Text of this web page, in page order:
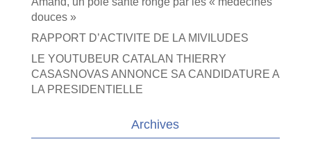
douces »
RAPPORT D’ACTIVITE DE LA MIVILUDES
LE YOUTUBEUR CATALAN THIERRY
CASASNOVAS ANNONCE SA CANDIDATURE A
LA PRESIDENTIELLE
Archives